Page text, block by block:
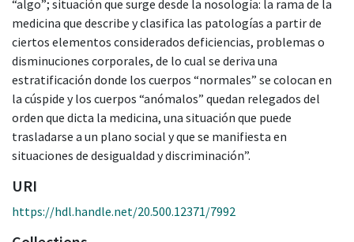
“algo”; situación que surge desde la nosología: la rama de la
medicina que describe y clasifica las patologías a partir de
ciertos elementos considerados deficiencias, problemas o
disminuciones corporales, de lo cual se deriva una
estratificación donde los cuerpos “normales” se colocan en
la cúspide y los cuerpos “anómalos” quedan relegados del
orden que dicta la medicina, una situación que puede
trasladarse a un plano social y que se manifiesta en
situaciones de desigualdad y discriminación”.
URI
https://hdl.handle.net/20.500.12371/7992